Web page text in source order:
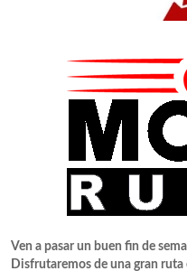
Ven a pasar un buen fin de
Disfrutaremos de una gran ruta